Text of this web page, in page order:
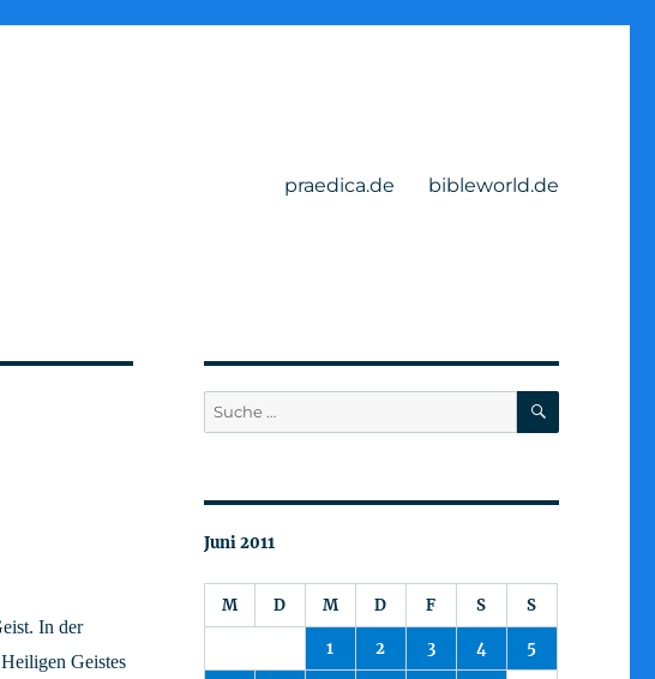
praedica.de bibleworld.de
In der
Geistes
Suche
nach:
SUCHEN
Juni 2011
M D M D F S S
1 2 3 4 5